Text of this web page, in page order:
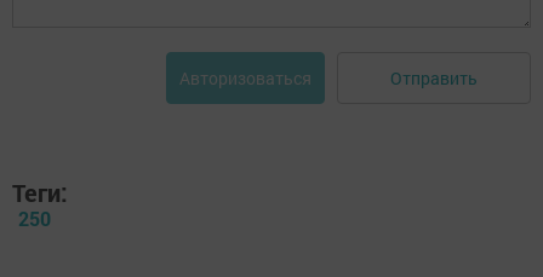
Авторизоваться Отправить
Теги:
250